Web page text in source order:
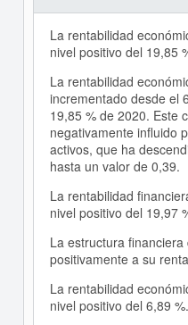
La rentabilidad
nivel positivo del 19,85
La rentabilidad
incrementado desde el
19,85 % de 2020. Este
negativamente influido
activos, que ha
hasta un valor de 0,39.
La rentabilidad
nivel positivo del 19,97
La estructura
positivamente a su
La rentabilidad
nivel positivo del 6,89 %.